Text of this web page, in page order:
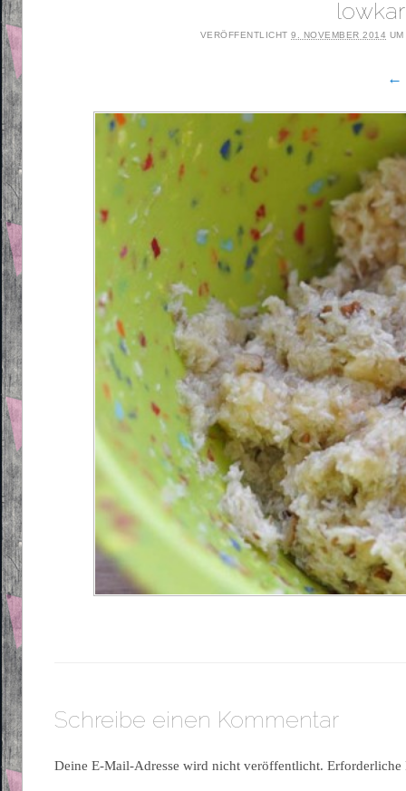
VERÖFFENTLICHT9. NOVEMBER 2014
←
Schreibe einen Kommentar
Deine E-Mail-Adresse wird nicht veröffentlicht.